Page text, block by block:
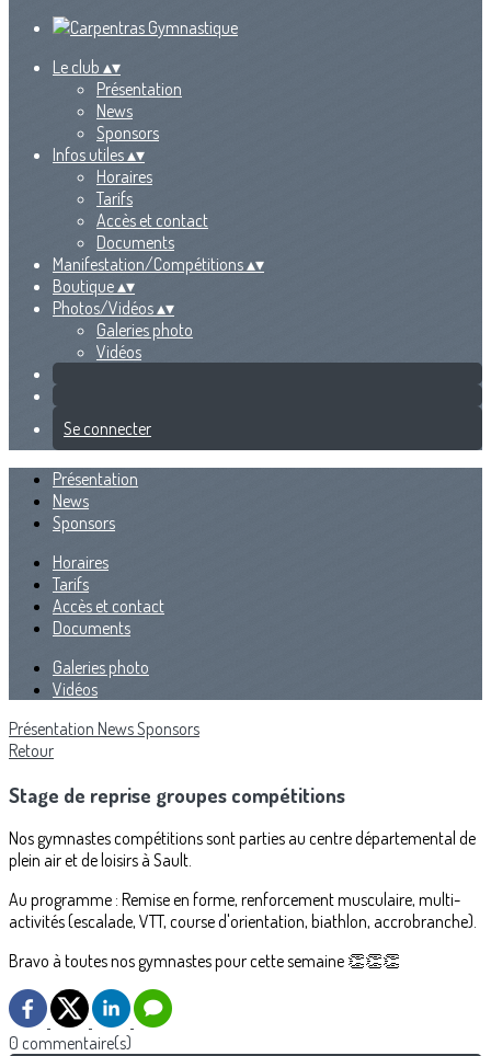
Le club ▴▾
Présentation
News
Sponsors
Infos utiles▴▾
Horaires
Tarifs
Accès et contact
Documents
Manifestation/Compétitions▴▾
Boutique▴▾
Photos/Vidéos▴▾
Galeries photo
Vidéos
Se connecter
Présentation
News
Sponsors
Horaires
Tarifs
Accès et contact
Documents
Galeries photo
Vidéos
Présentation NewsSponsors
Retour
Stage de reprise groupes compétitions
Nos gymnastes compétitions sont parties au centre départemental de
plein air et de loisirs à Sault.
Au programme : Remise en forme, renforcement musculaire, multi-
activités (escalade, VTT, course d'orientation, biathlon, accrobranche).
Bravo à toutes nos gymnastes pour cette semaine 👏👏👏
0 commentaire(s)